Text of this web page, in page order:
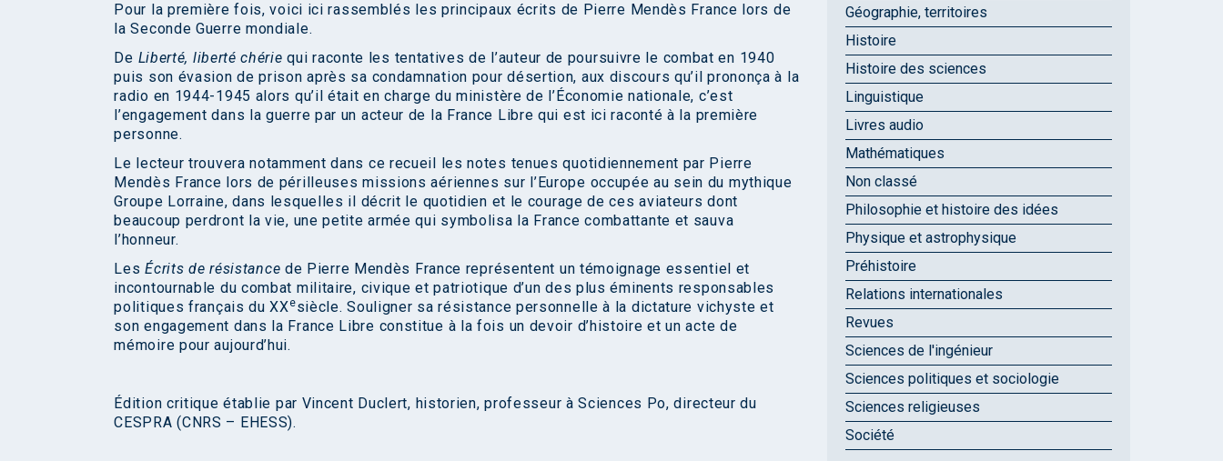
Pour la première fois, voici ici rassemblés les principaux écrits de Pierre Mendès France lors de
la Seconde Guerre mondiale.
De Liberté, liberté chériequi raconte les tentatives de l’auteur de poursuivre le combat en 1940
puis son évasion de prison après sa condamnation pour désertion, aux discours qu’il prononça à la
radio en 1944-1945 alors qu’il était en charge du ministère de l’Économie nationale, c’est
l’engagement dans la guerre par un acteur de la France Libre qui est ici raconté à la première
personne.
Le lecteur trouvera notamment dans ce recueil les notes tenues quotidiennement par Pierre
Mendès France lors de périlleuses missions aériennes sur l’Europe occupée au sein du mythique
Groupe Lorraine, dans lesquelles il décrit le quotidien et le courage de ces aviateurs dont
beaucoup perdront la vie, une petite armée qui symbolisa la France combattante et sauva
l’honneur.
LesÉcrits de résistance de Pierre Mendès France représentent un témoignage essentiel et
incontournable du combat militaire, civique et patriotique d’un des plus éminents responsables
politiques français du XXesiècle. Souligner sa résistance personnelle à la dictature vichyste et
son engagement dans la France Libre constitue à la fois un devoir d’histoire et un acte de
mémoire pour aujourd’hui.
Édition critique établie par Vincent Duclert, historien, professeur à Sciences Po, directeur du
CESPRA (CNRS – EHESS).
Géographie, territoires
Histoire
Histoire des sciences
Linguistique
Livres audio
Mathématiques
Non classé
Philosophie et histoire des idées
Physique et astrophysique
Préhistoire
Relations internationales
Revues
Sciences de l'ingénieur
Sciences politiques et sociologie
Sciences religieuses
Société